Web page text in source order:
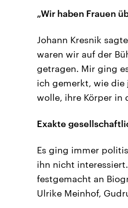
„Wir haben Frauen
Johann Kresnik
waren wir auf der
getragen. Mir ging
ich gemerkt, wie die
wolle, ihre Körper in
Exakte
Es ging immer
ihn nicht
festgemacht an
Ulrike Meinhof,